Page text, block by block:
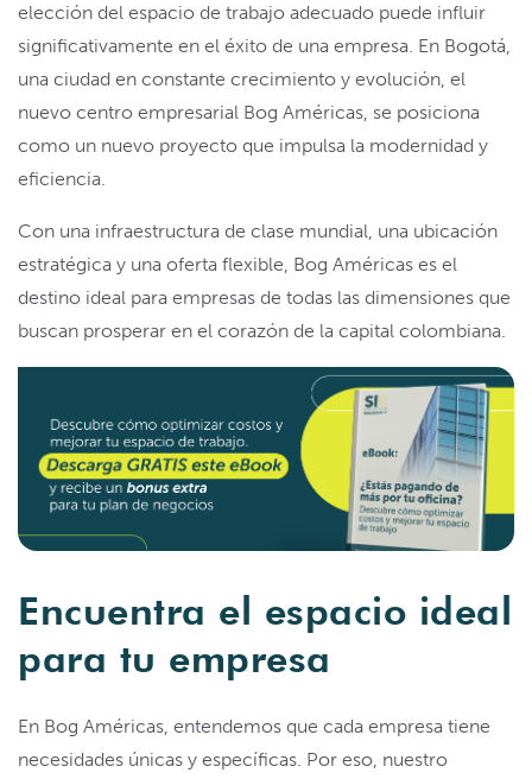
elección del espacio de trabajo adecuado puede influir
significativamente en el éxito de una empresa. En Bogotá,
una ciudad en constante crecimiento y evolución, el
nuevo centro empresarial Bog Américas, se posiciona
como un nuevo proyecto que impulsa la modernidad y
eficiencia.
Con una infraestructura de clase mundial, una ubicación
estratégica y una oferta flexible, Bog Américas es el
destino ideal para empresas de todas las dimensiones que
buscan prosperar en el corazón de la capital colombiana.
Encuentra el espacio ideal
para tu empresa
En Bog Américas, entendemos que cada empresa tiene
necesidades únicas y específicas. Por eso, nuestro